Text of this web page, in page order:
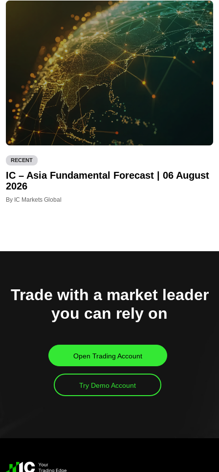
RECENT
IC – Asia Fundamental Forecast | 06 August
2026
By IC Markets Global
Trade with a market leader
you can rely on
Open Trading Account
Try Demo Account